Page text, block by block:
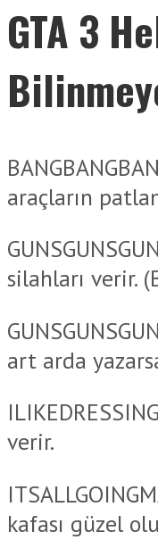
GTA 3
araçların
silahları verir.
art arda
verir.
kafası güzel